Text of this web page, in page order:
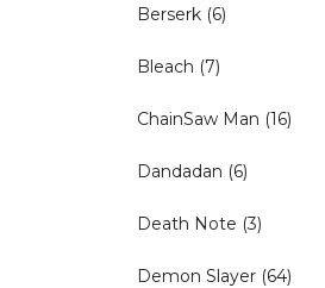
Berserk (6)
Bleach (7)
ChainSaw Man (16)
Dandadan (6)
Death Note (3)
Demon Slayer (64)